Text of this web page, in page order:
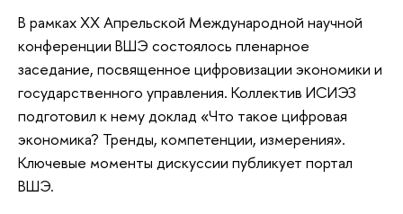
В рамках XX Апрельской Международной научной
конференции ВШЭ состоялось пленарное
заседание, посвященное цифровизации экономики и
государственного управления. Коллектив ИСИЭЗ
подготовил к нему доклад «Что такое цифровая
экономика? Тренды, компетенции, измерения».
Ключевые моменты дискуссии публикует портал
ВШЭ.